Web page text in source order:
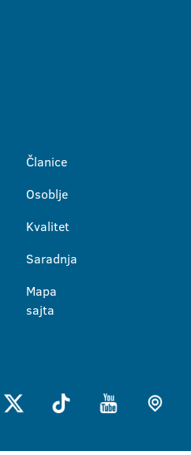
Članice
Osoblje
Kvalitet
Saradnja
Mapa
sajta